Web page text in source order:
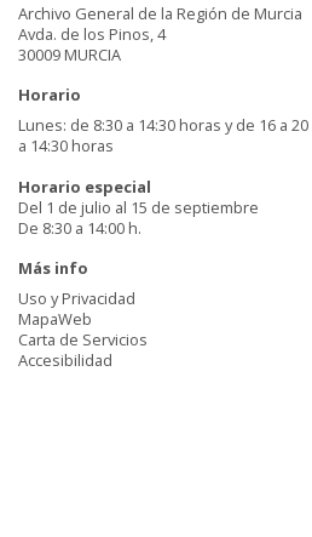
Archivo General de la Región de Murcia
Avda. de los Pinos, 4
30009 MURCIA
Horario
Lunes: de 8:30 a 14:30 horas y de 16 a
a 14:30 horas
Horario especial
Del 1 de julio al 15 de septiembre
De 8:30 a 14:00 h.
Más info
Uso y Privacidad
MapaWeb
Carta de Servicios
Accesibilidad